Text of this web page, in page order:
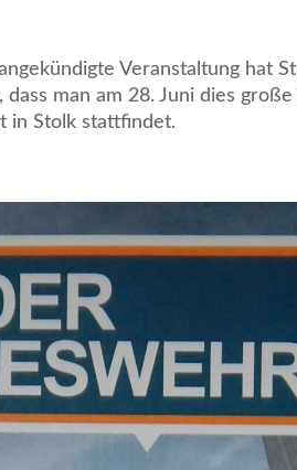
Veranstaltung hat
man am 28. Juni dies
in Stolk stattfindet.